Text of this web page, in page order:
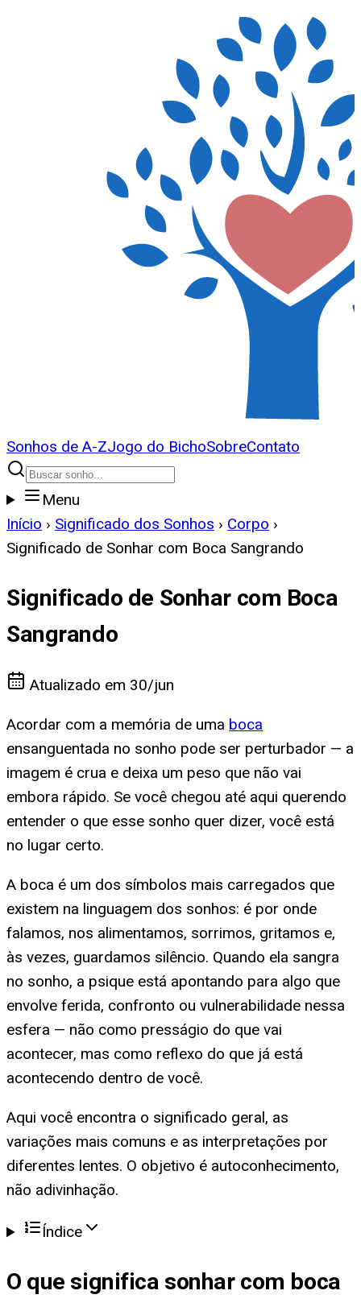
Sonhos de A-ZJogo do BichoSobreContato
Menu
Início › Significado dos Sonhos › Corpo ›
Significado de Sonhar com Boca Sangrando
Significado de Sonhar com Boca
Sangrando
Atualizado em 30/jun
Acordar com a memória de uma boca
ensanguentada no sonho pode ser perturbador — a
imagem é crua e deixa um peso que não vai
embora rápido. Se você chegou até aqui querendo
entender o que esse sonho quer dizer, você está
no lugar certo.
A boca é um dos símbolos mais carregados que
existem na linguagem dos sonhos: é por onde
falamos, nos alimentamos, sorrimos, gritamos e,
às vezes, guardamos silêncio. Quando ela sangra
no sonho, a psique está apontando para algo que
envolve ferida, confronto ou vulnerabilidade nessa
esfera — não como presságio do que vai
acontecer, mas como reflexo do que já está
acontecendo dentro de você.
Aqui você encontra o significado geral, as
variações mais comuns e as interpretações por
diferentes lentes. O objetivo é autoconhecimento,
não adivinhação.
Índice
O que significa sonhar com boca